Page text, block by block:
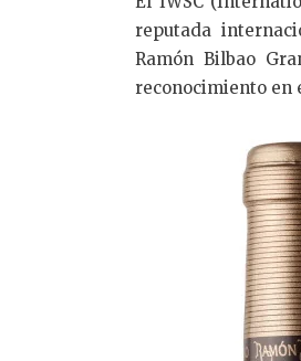
reputada
Ramón Bilbao
reconocimiento en